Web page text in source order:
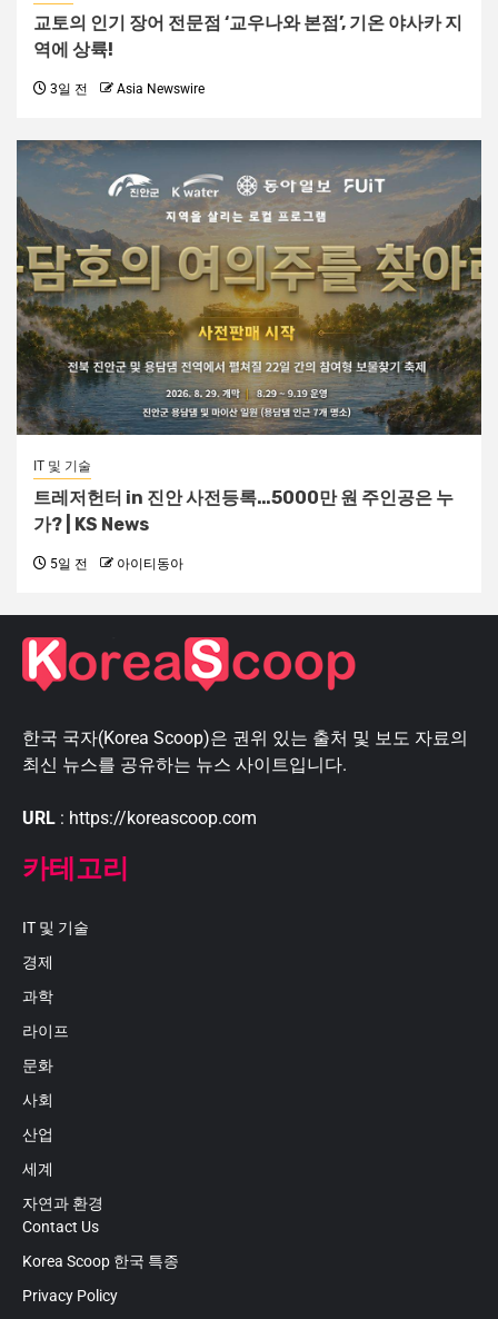
교토의 인기 장어 전문점 ‘교우나와 본점’, 기온 야사카 지
역에 상륙!
3일 전 Asia Newswire
IT 및 기술
트레저헌터 in 진안 사전등록…5000만 원 주인공은 누
가? | KS News
5일 전 아이티동아
한국 국자(Korea Scoop)은 권위 있는 출처 및 보도 자료의
최신 뉴스를 공유하는 뉴스 사이트입니다.
URL : https://koreascoop.com
카테고리
IT 및 기술
경제
과학
라이프
문화
사회
산업
세계
자연과 환경
Contact Us
Korea Scoop 한국 특종
Privacy Policy